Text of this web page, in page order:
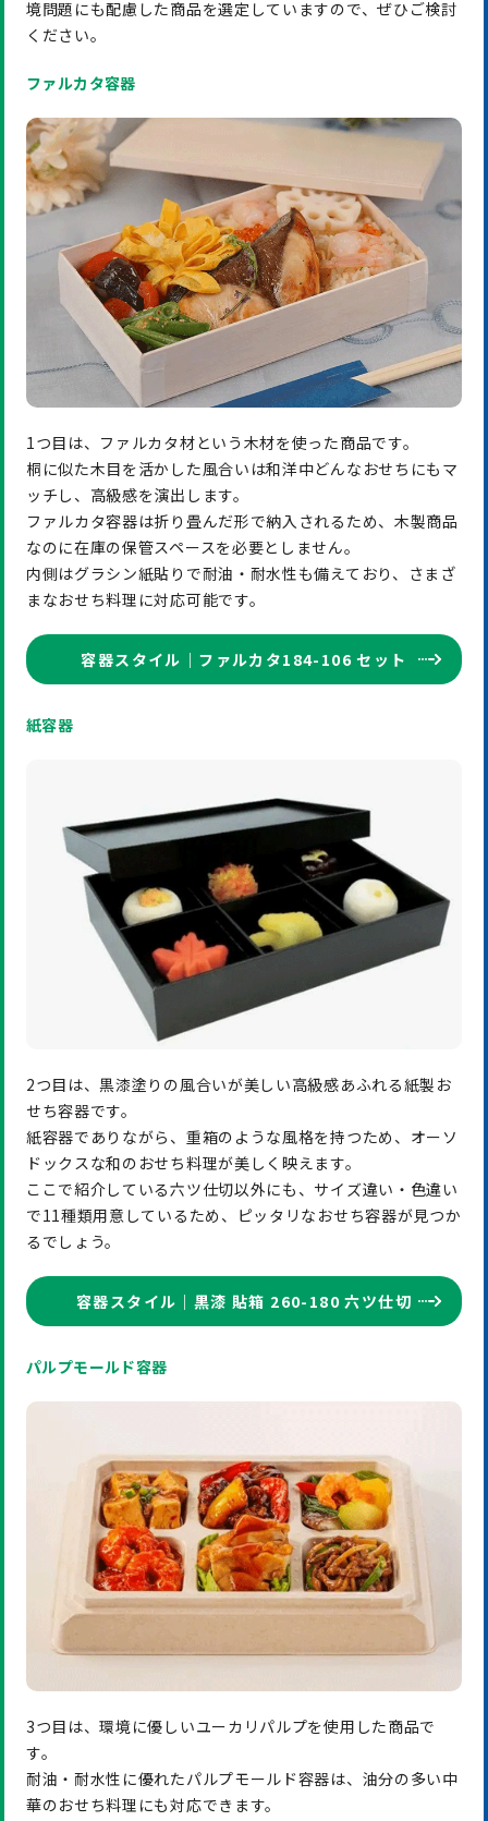
境問題にも配慮した商品を選定していますので、ぜひご検討
ください。
ファルカタ容器
1つ目は、ファルカタ材という木材を使った商品です。
桐に似た木目を活かした風合いは和洋中どんなおせちにもマ
ッチし、高級感を演出します。
ファルカタ容器は折り畳んだ形で納入されるため、木製商品
なのに在庫の保管スペースを必要としません。
内側はグラシン紙貼りで耐油・耐水性も備えており、さまざ
まなおせち料理に対応可能です。
容器スタイル｜ファルカタ184-106 セット
紙容器
2つ目は、黒漆塗りの風合いが美しい高級感あふれる紙製お
せち容器です。
紙容器でありながら、重箱のような風格を持つため、オーソ
ドックスな和のおせち料理が美しく映えます。
ここで紹介している六ツ仕切以外にも、サイズ違い・色違い
で11種類用意しているため、ピッタリなおせち容器が見つか
るでしょう。
容器スタイル｜黒漆 貼箱 260-180 六ツ仕切
パルプモールド容器
3つ目は、環境に優しいユーカリパルプを使用した商品で
す。
耐油・耐水性に優れたパルプモールド容器は、油分の多い中
華のおせち料理にも対応できます。